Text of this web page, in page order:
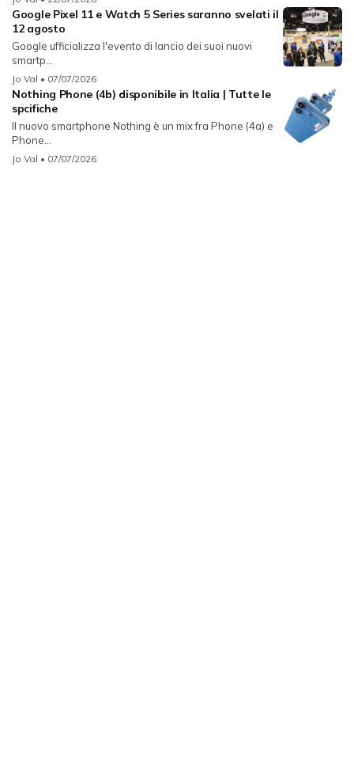
Google Pixel 11 e Watch 5 Series saranno svelati il
12 agosto
Google ufficializza l'evento di lancio dei suoi nuovi
smartp...
Jo Val • 07/07/2026
Nothing Phone (4b) disponibile in Italia | Tutte le
spcifiche
Il nuovo smartphone Nothing è un mix fra Phone (4a) e
Phone...
Jo Val • 07/07/2026